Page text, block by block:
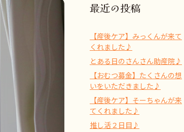
最近の投稿
【産後ケア】みっくんが来て
くれました♪
とある日のさんさん助産院♪
【おむつ募金】たくさんの想
いをいただきました♪
【産後ケア】そーちゃんが来
てくれました♪
推し活２日目♪